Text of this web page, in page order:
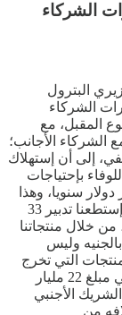
من متأخرات الشركاء
البترول
إلى 25% من متأخرات الشركاء
المقبل، مع
الشركاء الأجانب؛
إلى أن إستهلاك
بإحتياجات
مواطن يقدر بحوالي 55 مليار دولار سنويا، وهذا
ما تحملته الدولة خلال العام الماضي، مضيفا: “وإستطعنا تدبير 33
خلال منتجاتنا
وليس
دولار من المنتجات التي تخرج
من أرض مصر تستهلك كإحتياجات للدولة، ويتبقي مبلغ 22 مليار
الأجنبي
من